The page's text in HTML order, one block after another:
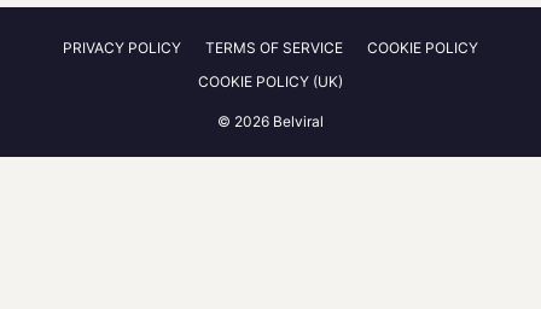
PRIVACY POLICY TERMS OF SERVICE
COOKIE POLICY
COOKIE POLICY (UK)
© 2026 Belviral